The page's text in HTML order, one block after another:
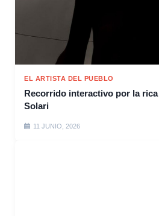
EL ARTISTA DEL PUEBLO
Recorrido interactivo por la
Solari
11 JUNIO, 2026